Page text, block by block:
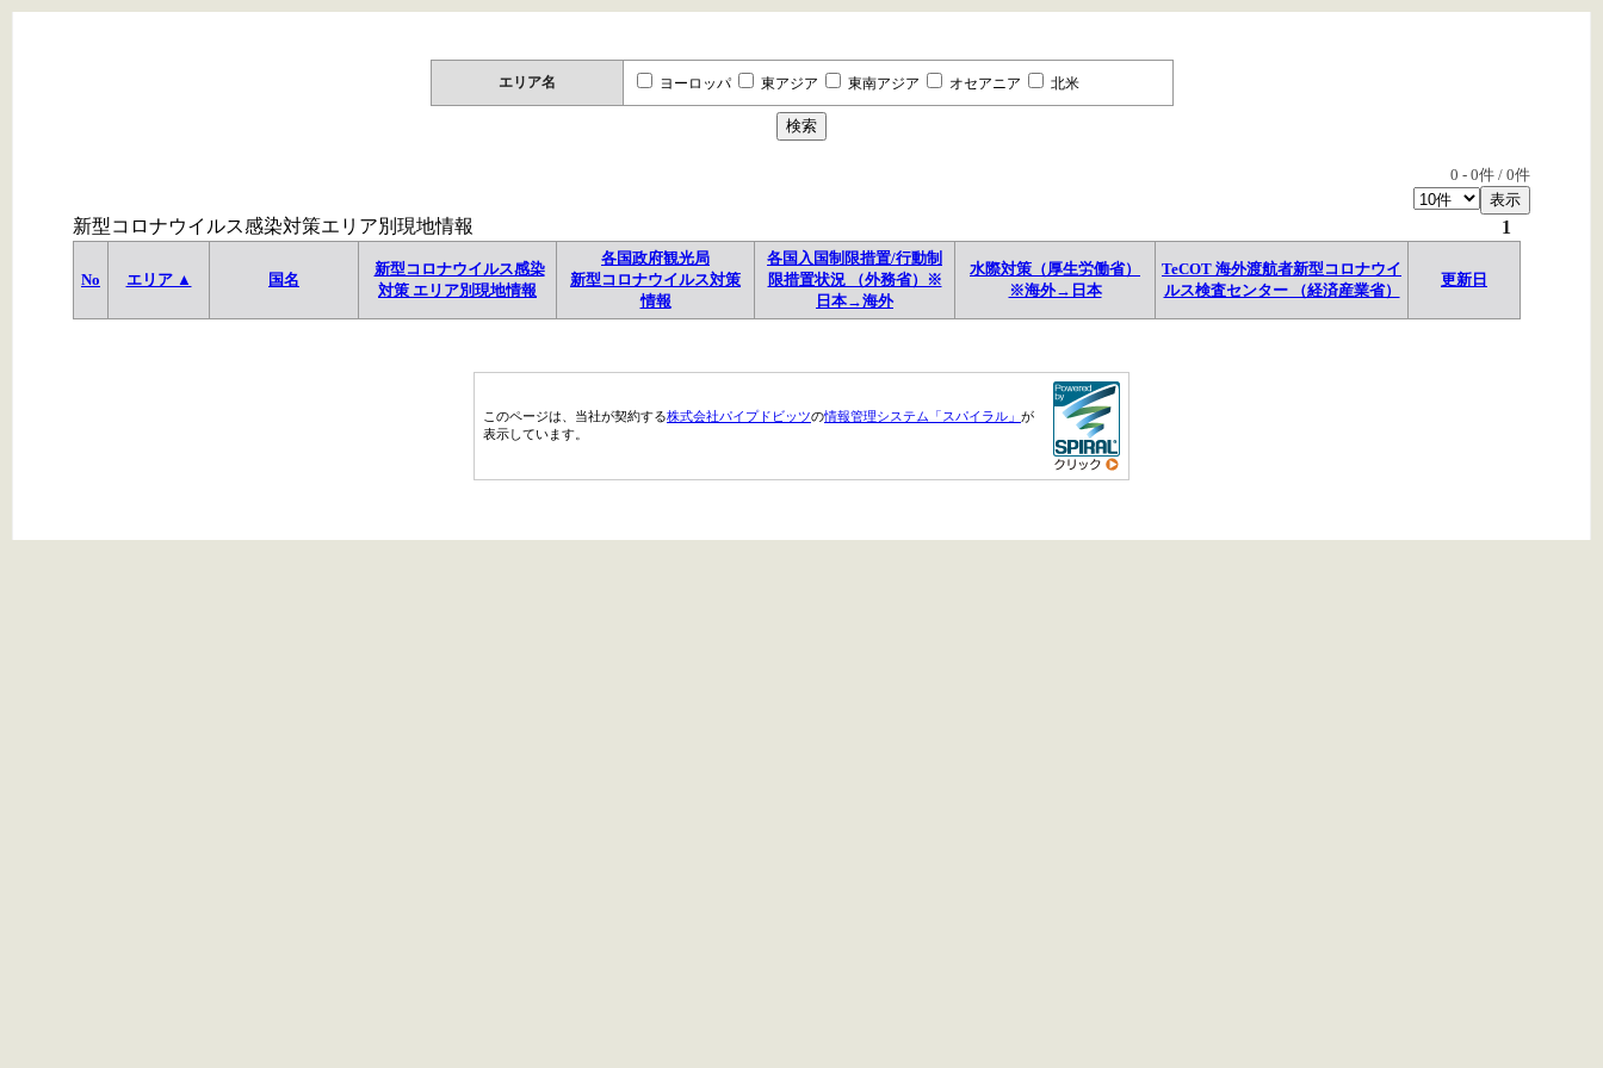
エリア名 ヨーロッパ 東アジア 東南アジア オセアニア 北米
0 - 0件 / 0件
新型コロナウイルス感染対策エリア別現地情報 1
No エリア ▲ 国名
新型コロナウイルス感染
対策 エリア別現地情報
各国政府観光局
新型コロナウイルス対策
情報
各国入国制限措置/行動制
限措置状況 （外務省）※
日本→海外
水際対策（厚生労働省）
※海外→日本
TeCOT 海外渡航者新型コロナウイ
ルス検査センター （経済産業省）
更新日
このページは、当社が契約する株式会社パイプドビッツの情報管理システム「スパイラル」 が
表示しています。